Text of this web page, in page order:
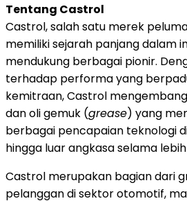
Tentang Castrol
Castrol, salah satu merek
memiliki sejarah panjang dalam
mendukung berbagai pionir.
terhadap performa yang
kemitraan, Castrol
dan oli gemuk (grease) yang
berbagai pencapaian teknologi
hingga luar angkasa selama
Castrol merupakan bagian dari
pelanggan di sektor otomotif,